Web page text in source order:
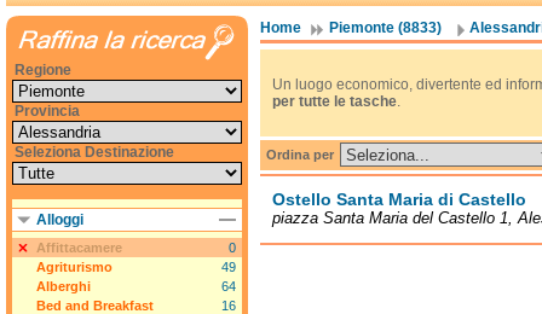
Home Piemonte (8833)
Un luogo economico, divertente ed
per tutte le tasche.
Ordina per
Ostello Santa Maria di Castello
piazza Santa Maria del Castello 1,
Regione
Provincia
Seleziona Destinazione
Alloggi
Affittacamere
0
Agriturismo
49
Alberghi
64
Bed and Breakfast
16